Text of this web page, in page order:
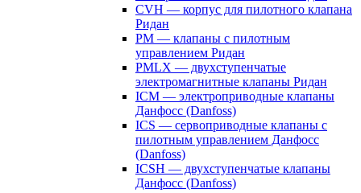
CVH — корпус для пилотного клапана
Ридан
PM — клапаны с пилотным
управлением Ридан
PMLX — двухступенчатые
электромагнитные клапаны Ридан
ICM — электроприводные клапаны
Данфосс (Danfoss)
ICS — сервоприводные клапаны с
пилотным управлением Данфосс
(Danfoss)
ICSH — двухступенчатые клапаны
Данфосс (Danfoss)